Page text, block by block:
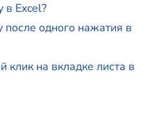
в Excel?
после одного нажатия в
клик на вкладке листа в